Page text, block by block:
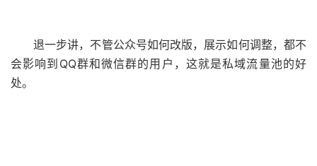
退一步讲，不管公众号如何改版，展示如何调整，都不
会影响到QQ群和微信群的用户，这就是私域流量池的好
处。